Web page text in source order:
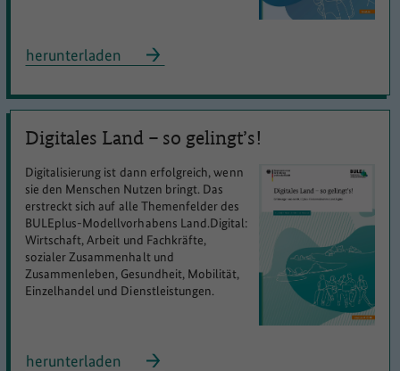
herunterladen
Digitales Land – so gelingt’s!
Digitalisierung ist dann erfolgreich, wenn
sie den Menschen Nutzen bringt. Das
erstreckt sich auf alle Themenfelder des
BULEplus-Modellvorhabens Land.Digital:
Wirtschaft, Arbeit und Fachkräfte,
sozialer Zusammenhalt und
Zusammenleben, Gesundheit, Mobilität,
Einzelhandel und Dienstleistungen.
herunterladen